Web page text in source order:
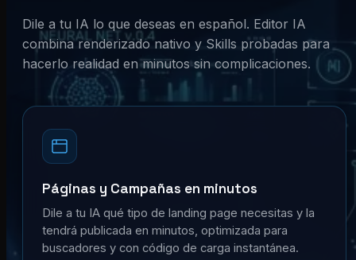
Dile a tu IA lo que deseas en español. Editor IA
combina renderizado nativo y Skills probadas para
hacerlo realidad en minutos sin complicaciones.
Páginas y Campañas en minutos
Dile a tu IA qué tipo de landing page necesitas y la
tendrá publicada en minutos, optimizada para
buscadores y con código de carga instantánea.